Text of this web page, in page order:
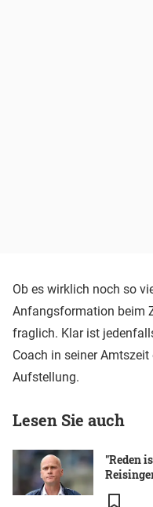
Ob es wirklich noch so
Anfangsformation beim
fraglich. Klar ist
Coach in seiner
Aufstellung.
Lesen Sie auch
"Reden